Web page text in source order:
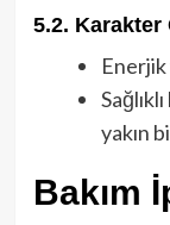
5.2. Karakter
Enerjik
yakın
Bakım